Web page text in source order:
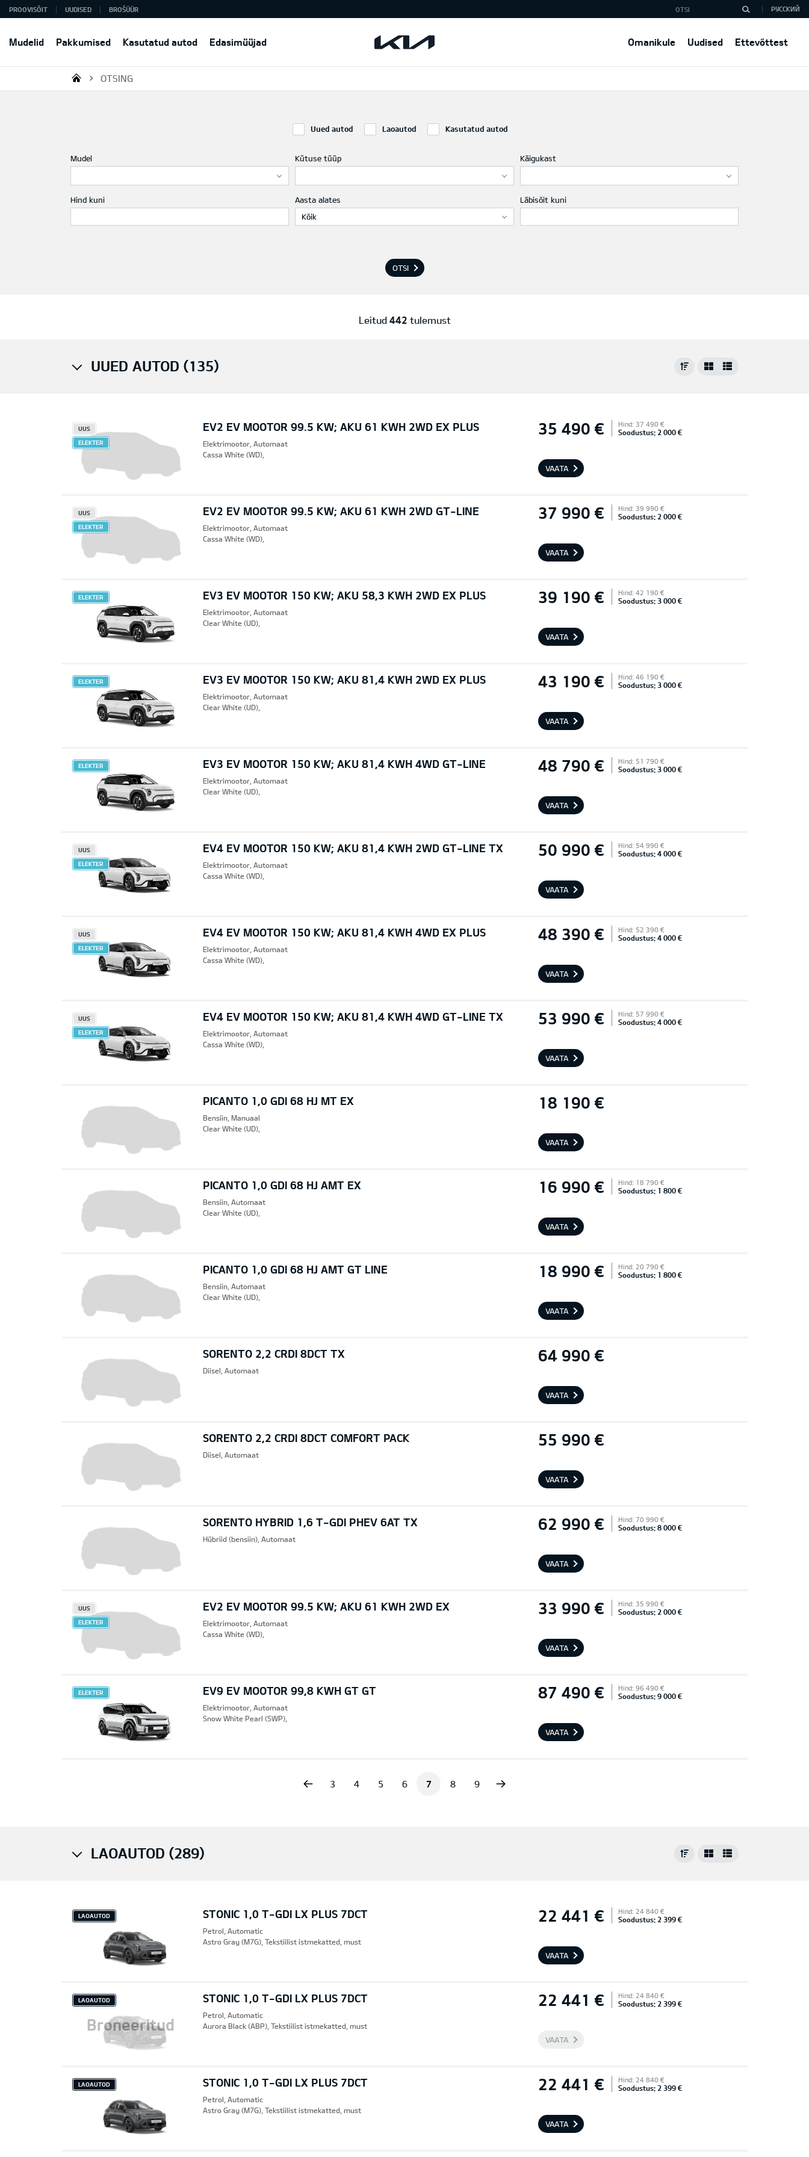
Mudelid Pakkumised Kasutatud autod Edasimüüjad Omanikule Uudised Ettevõttest
PROOVISÕIT UUDISED BROŠÜÜR РУССКИЙ
KIA AUTO AS
OTSING
Uued autod Laoautod Kasutatud autod
Mudel Kütuse tüüp Käigukast
Hind kuni
Aasta alates
Kõik
Läbisõit kuni
OTSI
Leitud 442 tulemust
UUED AUTOD (135)
EV2 EV MOOTOR 99.5 KW; AKU 61 KWH 2WD EX PLUS 35 490 € Hind: 37 490 €
Soodustus: 2 000 €
UUS
ELEKTER
Elektrimootor, Automaat
Cassa White (WD),
VAATA
EV2 EV MOOTOR 99.5 KW; AKU 61 KWH 2WD GT-LINE 37 990 € Hind: 39 990 €
Soodustus: 2 000 €
UUS
ELEKTER
Elektrimootor, Automaat
Cassa White (WD),
VAATA
EV3 EV MOOTOR 150 KW; AKU 58,3 KWH 2WD EX PLUS 39 190 € Hind: 42 190 €
Soodustus: 3 000 €
ELEKTER
Elektrimootor, Automaat
Clear White (UD),
VAATA
EV3 EV MOOTOR 150 KW; AKU 81,4 KWH 2WD EX PLUS 43 190 € Hind: 46 190 €
Soodustus: 3 000 €
ELEKTER
Elektrimootor, Automaat
Clear White (UD),
VAATA
EV3 EV MOOTOR 150 KW; AKU 81,4 KWH 4WD GT-LINE 48 790 € Hind: 51 790 €
Soodustus: 3 000 €
ELEKTER
Elektrimootor, Automaat
Clear White (UD),
VAATA
EV4 EV MOOTOR 150 KW; AKU 81,4 KWH 2WD GT-LINE TX 50 990 € Hind: 54 990 €
Soodustus: 4 000 €
UUS
ELEKTER
Elektrimootor, Automaat
Cassa White (WD),
VAATA
EV4 EV MOOTOR 150 KW; AKU 81,4 KWH 4WD EX PLUS 48 390 € Hind: 52 390 €
Soodustus: 4 000 €
UUS
ELEKTER
Elektrimootor, Automaat
Cassa White (WD),
VAATA
EV4 EV MOOTOR 150 KW; AKU 81,4 KWH 4WD GT-LINE TX 53 990 € Hind: 57 990 €
Soodustus: 4 000 €
UUS
ELEKTER
Elektrimootor, Automaat
Cassa White (WD),
VAATA
PICANTO 1,0 GDI 68 HJ MT EX 18 190 €
Bensiin, Manuaal
Clear White (UD),
VAATA
PICANTO 1,0 GDI 68 HJ AMT EX 16 990 € Hind: 18 790 €
Soodustus: 1 800 €
Bensiin, Automaat
Clear White (UD),
VAATA
PICANTO 1,0 GDI 68 HJ AMT GT LINE 18 990 € Hind: 20 790 €
Soodustus: 1 800 €
Bensiin, Automaat
Clear White (UD),
VAATA
SORENTO 2,2 CRDI 8DCT TX 64 990 €
Diisel, Automaat
VAATA
SORENTO 2,2 CRDI 8DCT COMFORT PACK 55 990 €
Diisel, Automaat
VAATA
SORENTO HYBRID 1,6 T-GDI PHEV 6AT TX 62 990 € Hind: 70 990 €
Soodustus: 8 000 €
Hübriid (bensiin), Automaat
VAATA
EV2 EV MOOTOR 99.5 KW; AKU 61 KWH 2WD EX 33 990 € Hind: 35 990 €
Soodustus: 2 000 €
UUS
ELEKTER
Elektrimootor, Automaat
Cassa White (WD),
VAATA
EV9 EV MOOTOR 99,8 KWH GT GT 87 490 € Hind: 96 490 €
Soodustus: 9 000 €
ELEKTER
Elektrimootor, Automaat
Snow White Pearl (SWP),
VAATA
3 4 5 6 7 8 9
LAOAUTOD (289)
STONIC 1,0 T-GDI LX PLUS 7DCT 22 441 € Hind: 24 840 €
Soodustus: 2 399 €
LAOAUTOD
Petrol, Automatic
Astro Gray (M7G), Tekstiilist istmekatted, must
VAATA
STONIC 1,0 T-GDI LX PLUS 7DCT
Broneeritud
22 441 € Hind: 24 840 €
Soodustus: 2 399 €
LAOAUTOD
Petrol, Automatic
Aurora Black (ABP), Tekstiilist istmekatted, must
VAATA
STONIC 1,0 T-GDI LX PLUS 7DCT 22 441 € Hind: 24 840 €
Soodustus: 2 399 €
LAOAUTOD
Petrol, Automatic
Astro Gray (M7G), Tekstiilist istmekatted, must
VAATA